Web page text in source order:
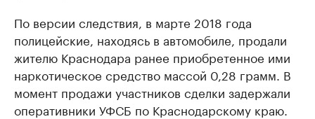
По версии следствия, в марте 2018 года
полицейские, находясь в автомобиле, продали
жителю Краснодара ранее приобретенное ими
наркотическое средство массой 0,28 грамм. В
момент продажи участников сделки задержали
оперативники УФСБ по Краснодарскому краю.